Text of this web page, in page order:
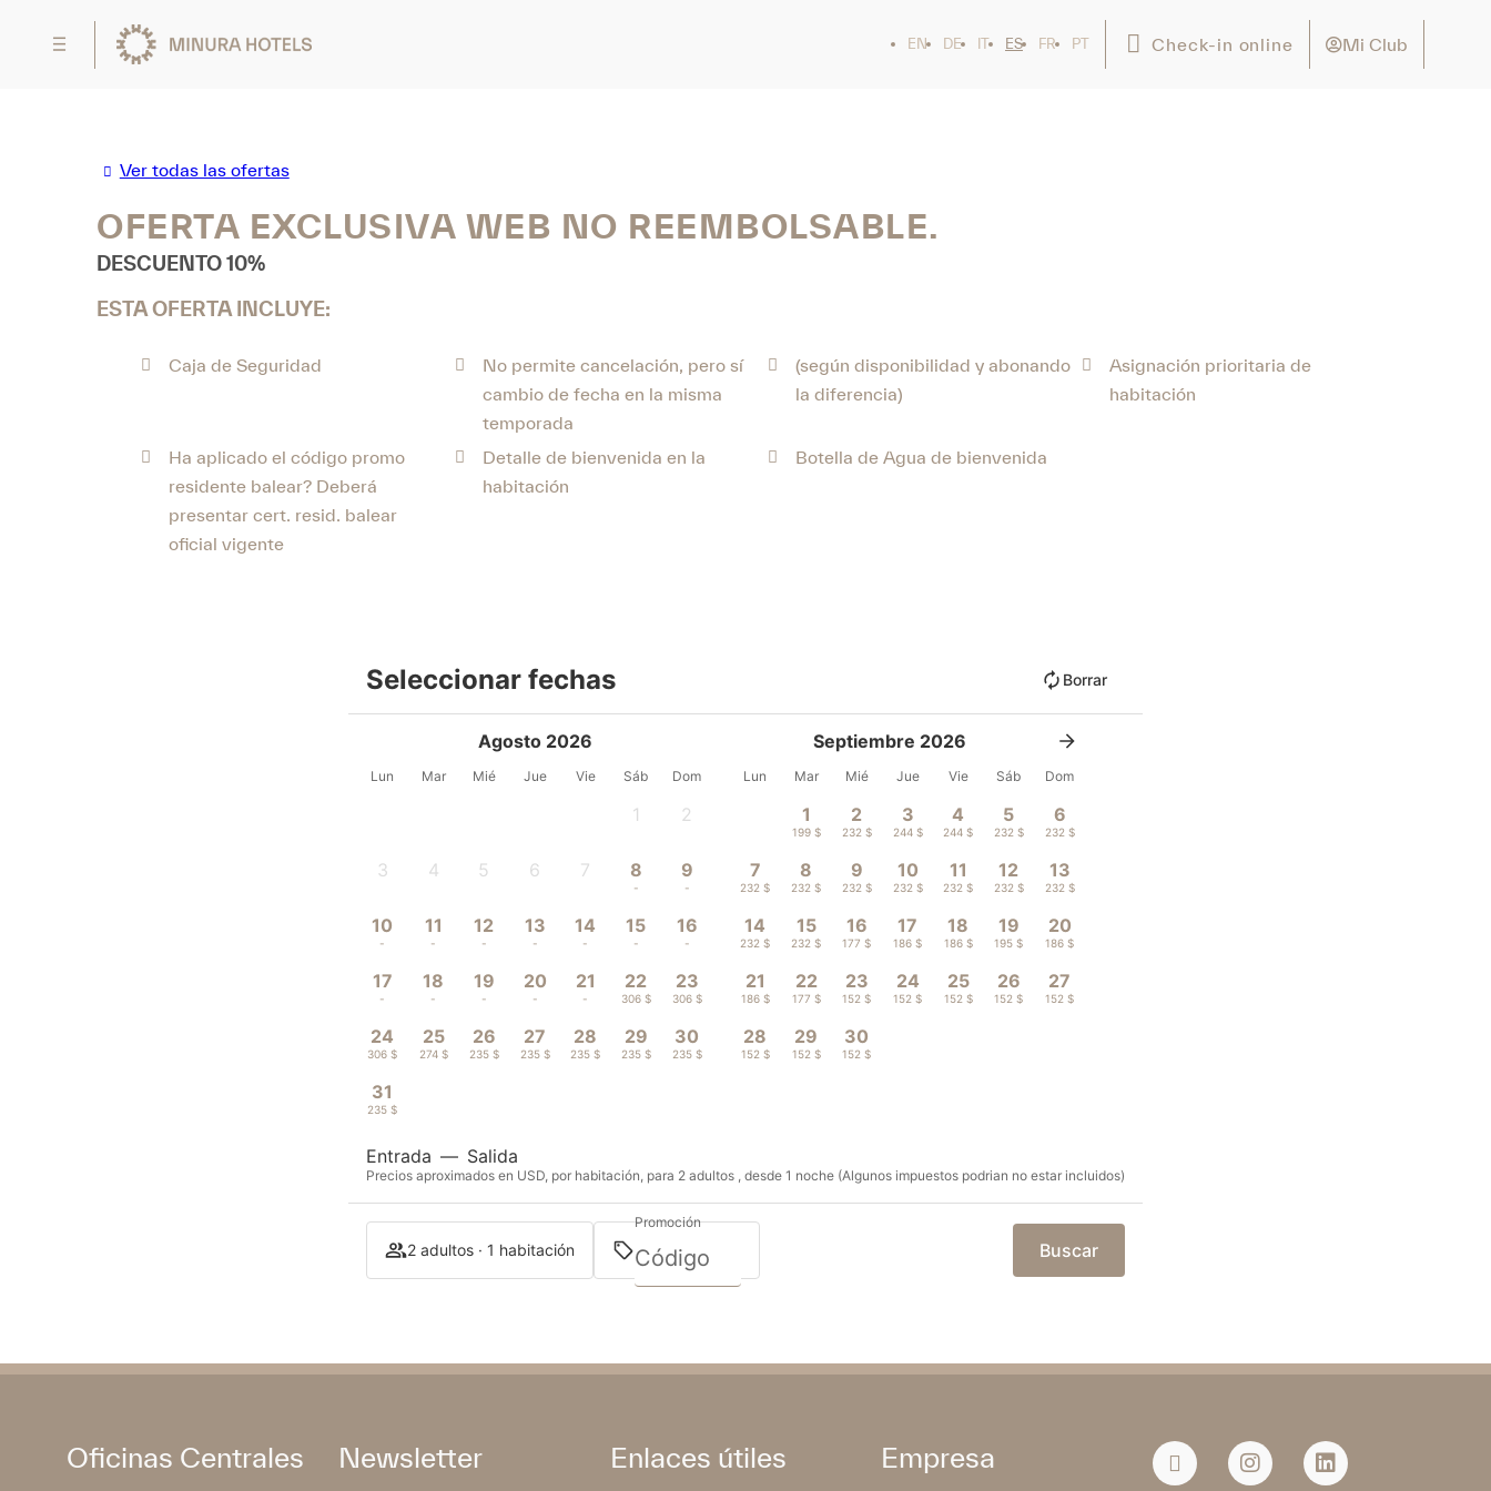
EN DE IT ES FR PT Check-in online Mi Club
Ver todas las ofertas
OFERTA EXCLUSIVA WEB NO REEMBOLSABLE.
DESCUENTO 10%
ESTA OFERTA INCLUYE:
Caja de Seguridad
No permite cancelación, pero sí
cambio de fecha en la misma
temporada
(según disponibilidad y abonando
la diferencia)
Asignación prioritaria de
habitación
Ha aplicado el código promo
residente balear? Deberá
presentar cert. resid. balear
oficial vigente
Detalle de bienvenida en la
habitación
Botella de Agua de bienvenida
Seleccionar fechas Borrar
Agosto 2026
Lun Mar Mié Jue Vie Sáb Dom
1 2
3 4 5 6 7 8
-
9
-
10
-
11
-
12
-
13
-
14
-
15
-
16
-
17
-
18
-
19
-
20
-
21
-
22
306 $
23
306 $
24
306 $
25
274 $
26
235 $
27
235 $
28
235 $
29
235 $
30
235 $
31
235 $
Septiembre 2026
Lun Mar Mié Jue Vie Sáb Dom
1
199 $
2
232 $
3
244 $
4
244 $
5
232 $
6
232 $
7
232 $
8
232 $
9
232 $
10
232 $
11
232 $
12
232 $
13
232 $
14
232 $
15
232 $
16
177 $
17
186 $
18
186 $
19
195 $
20
186 $
21
186 $
22
177 $
23
152 $
24
152 $
25
152 $
26
152 $
27
152 $
28
152 $
29
152 $
30
152 $
Entrada — Salida
Precios aproximados en USD, por habitación, para 2 adultos , desde 1 noche (Algunos impuestos podrian no estar incluidos)
2 adultos · 1 habitación
Promoción
Buscar
Oficinas Centrales Newsletter Enlaces útiles Empresa